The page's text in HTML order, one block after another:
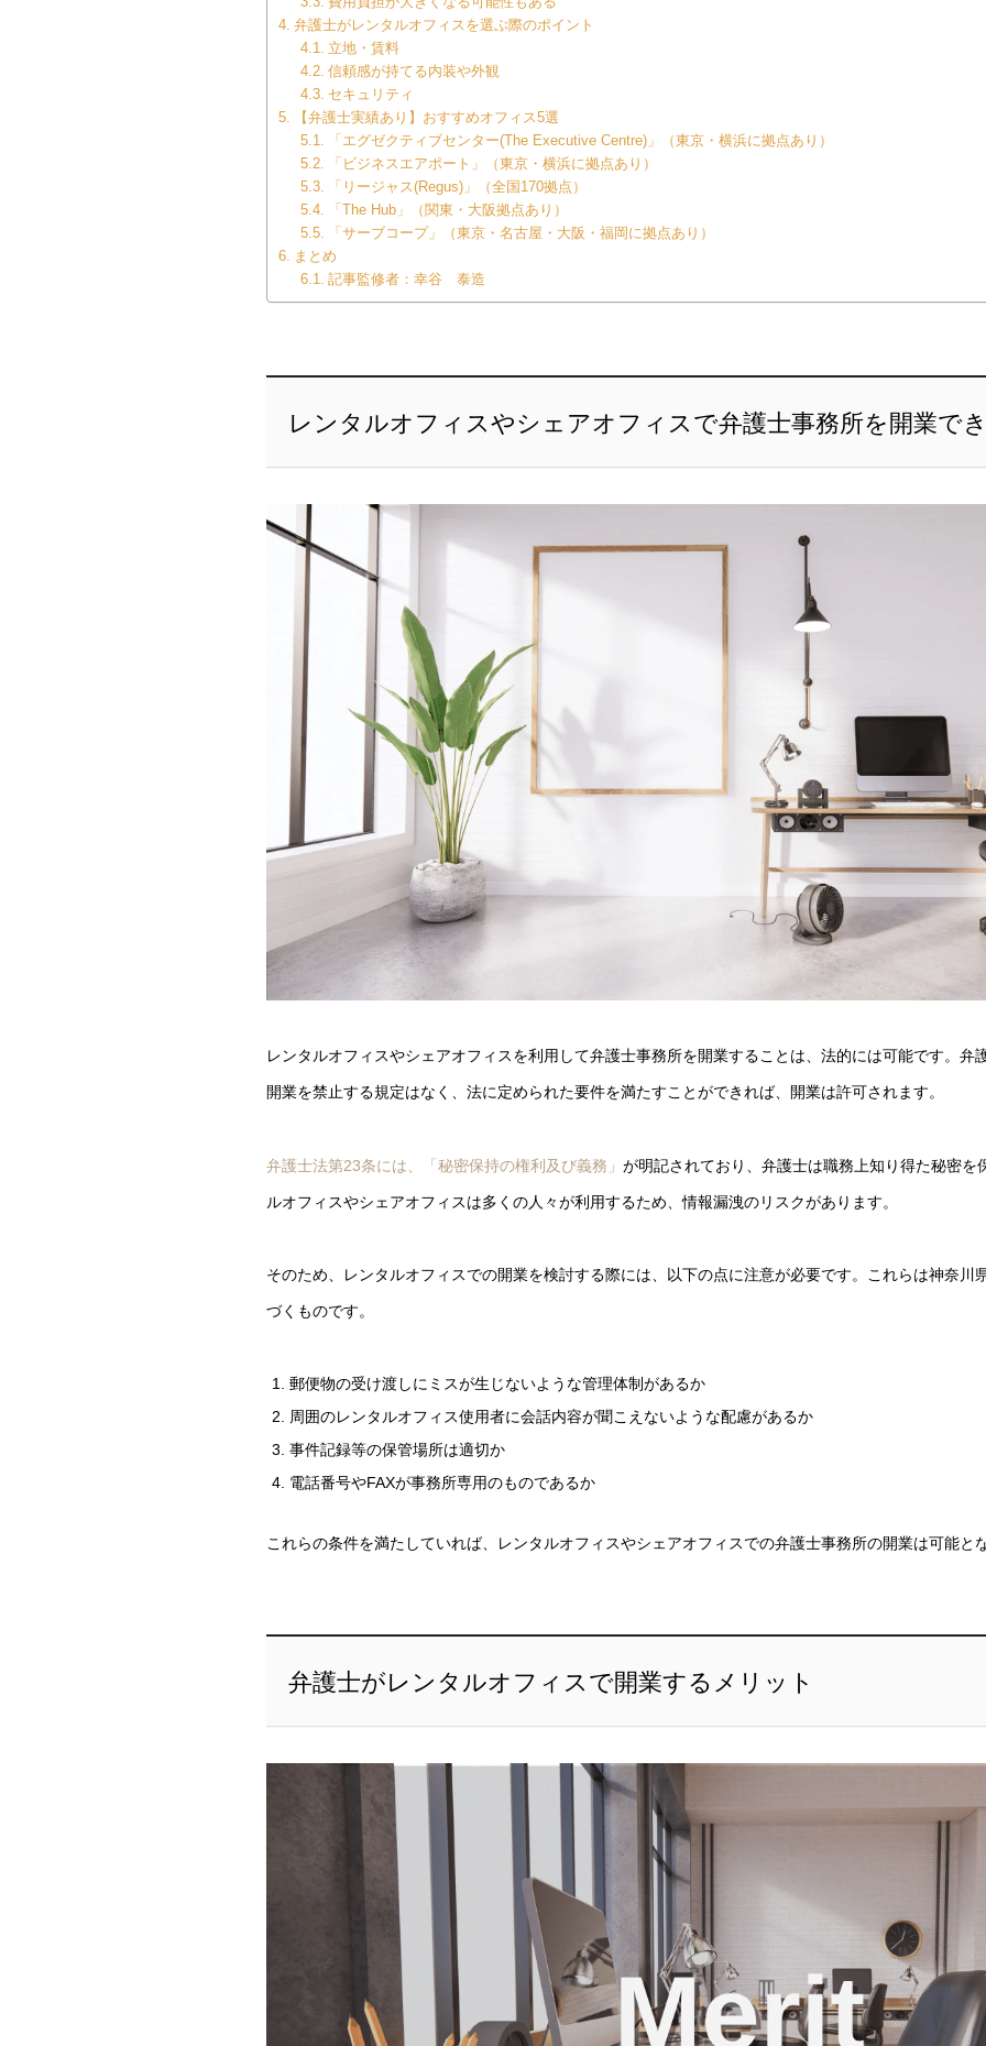
弁護士がレンタルオフィスを選ぶ際のポイント
立地・賃料
信頼感が持てる内装や外観
セキュリティ
【弁護士実績あり】おすすめオフィス5選
「エグゼクティブセンター(The Executive Centre)」（東京・横浜に拠点あり）
「ビジネスエアポート」（東京・横浜に拠点あり）
「リージャス(Regus)」（全国170拠点）
「The Hub」（関東・大阪拠点あり）
「サーブコープ」（東京・名古屋・大阪・福岡に拠点あり）
まとめ
記事監修者：幸谷 泰造
レンタルオフィスやシェアオフィスで弁護士事務所を開業で
レンタルオフィスやシェアオフィスを利用して弁護士事務所を開業することは、法的には可能です。弁
開業を禁止する規定はなく、法に定められた要件を満たすことができれば、開業は許可されます。
弁護士法第23条には、「秘密保持の権利及び義務」 が明記されており、弁護士は職務上知り得た秘密を
ルオフィスやシェアオフィスは多くの人々が利用するため、情報漏洩のリスクがあります。
そのため、レンタルオフィスでの開業を検討する際には、以下の点に注意が必要です。これらは神奈川
づくものです。
郵便物の受け渡しにミスが生じないような管理体制があるか
周囲のレンタルオフィス使用者に会話内容が聞こえないような配慮があるか
事件記録等の保管場所は適切か
電話番号やFAXが事務所専用のものであるか
これらの条件を満たしていれば、レンタルオフィスやシェアオフィスでの弁護士事務所の開業は可能と
弁護士がレンタルオフィスで開業するメリット